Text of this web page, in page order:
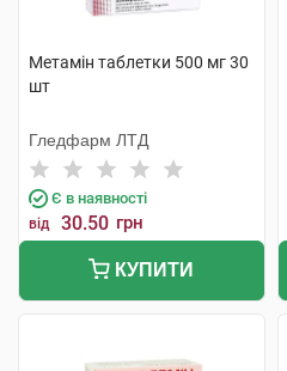
Метамін таблетки 500 мг 30
шт
Гледфарм ЛТД
Є в наявності
від 30.50 грн
КУПИТИ